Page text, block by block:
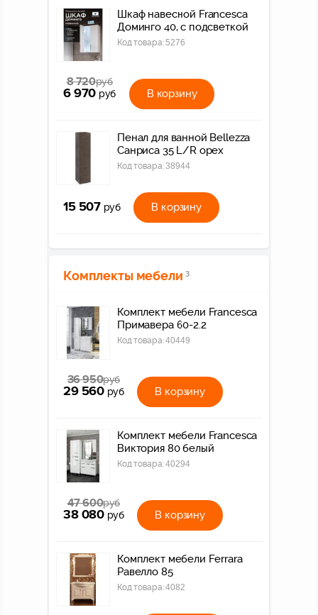
Шкаф навесной Francesca
Доминго 40, с подсветкой
Код товара:5276
8 720руб
6 970 руб В корзину
Пенал для ванной Bellezza
Санриса 35 L/R орех
Код товара:38944
15 507 руб В корзину
Комплекты мебели 3
Комплект мебели Francesca
Примавера 60-2.2
Код товара:40449
36 950руб
29 560 руб В корзину
Комплект мебели Francesca
Виктория 80 белый
Код товара:40294
47 600руб
38 080 руб В корзину
Комплект мебели Ferrara
Равелло 85
Код товара:4082